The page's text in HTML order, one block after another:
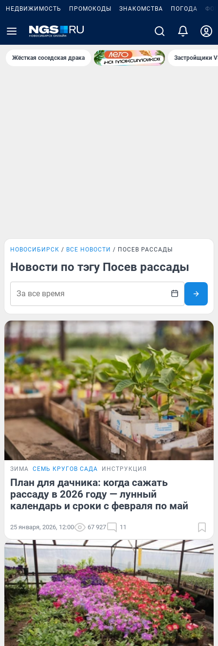
НЕДВИЖИМОСТЬ ПРОМОКОДЫ ЗНАКОМСТВА ПОГОДА
Жёсткая соседская драка Застройщики
НОВОСИБИРСК ВСЕ НОВОСТИ ПОСЕВ РАССАДЫ
Новости по тэгу Посев рассады
ЗИМА СЕМЬ КРУГОВ САДА ИНСТРУКЦИЯ
План для дачника: когда сажать
рассаду в 2026 году — лунный
календарь и сроки с февраля по май
25 января, 2026, 12:00 67 927 11